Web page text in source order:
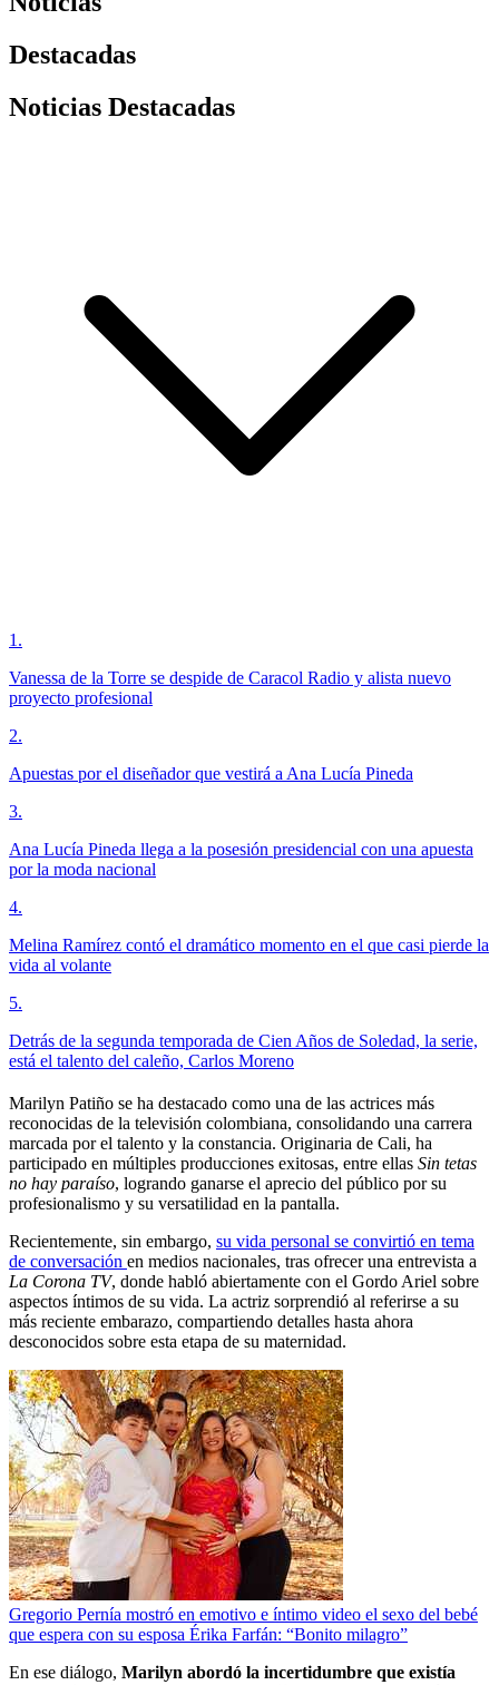
Destacadas
Noticias Destacadas
1 .
Vanessa de la Torre se despide de Caracol Radio y alista nuevo
proyecto profesional
2.
Apuestas por el diseñador que vestirá a Ana Lucía Pineda
3.
Ana Lucía Pineda llega a la posesión presidencial con una apuesta
por la moda nacional
4.
Melina Ramírez contó el dramático momento en el que casi pierde la
vida al volante
5.
Detrás de la segunda temporada de Cien Años de Soledad, la serie,
está el talento del caleño, Carlos Moreno
Marilyn Patiño se ha destacado como una de las actrices más
reconocidas de la televisión colombiana, consolidando una carrera
marcada por el talento y la constancia. Originaria de Cali, ha
participado en múltiples producciones exitosas, entre ellas Sin tetas
no hay paraíso, logrando ganarse el aprecio del público por su
profesionalismo y su versatilidad en la pantalla.
Recientemente, sin embargo, su vida personal se convirtió en tema
de conversación en medios nacionales, tras ofrecer una entrevista a
La Corona TV, donde habló abiertamente con el Gordo Ariel sobre
aspectos íntimos de su vida. La actriz sorprendió al referirse a su
más reciente embarazo, compartiendo detalles hasta ahora
desconocidos sobre esta etapa de su maternidad.
Gregorio Pernía mostró en emotivo e íntimo video el sexo del bebé
que espera con su esposa Érika Farfán: “Bonito milagro”
En ese diálogo, Marilyn abordó la incertidumbre que existía